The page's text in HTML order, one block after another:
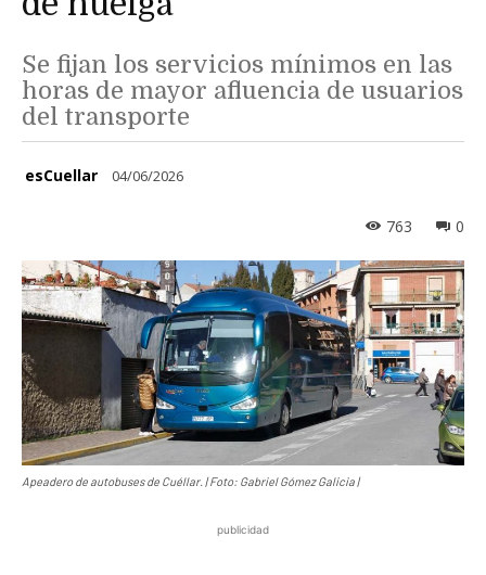
Se fijan los servicios mínimos en las
horas de mayor afluencia de usuarios
del transporte
esCuellar 04/06/2026
0
763
Apeadero de autobuses de Cuéllar. | Foto: Gabriel Gómez Galicia |
publicidad